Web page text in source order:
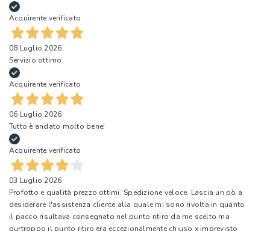
Acquirente verificato
08 Luglio 2026
Servizio ottimo.
Acquirente verificato
06 Luglio 2026
Tutto è andato molto bene!
Acquirente verificato
03 Luglio 2026
Profotto e qualità prezzo ottimi. Spedizione veloce. Lascia un pò a
desiderare l'assistenza cliente alla quale mi sono rivolta in quanto
il pacco risultava consegnato nel punto ritiro da me scelto ma
purtroppo il punto ritiro era eccezionalmente chiuso x imprevisto